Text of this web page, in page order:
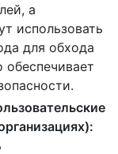
а
использовать
для обхода